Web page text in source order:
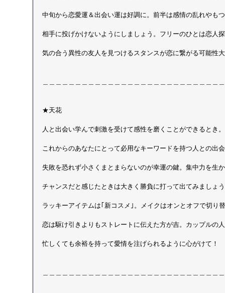
中旬から恋愛運＆出会い運は好調に。前半は感情の乱れやも
相手に投げかけないようにしましょう。フリーのひとは恋人
気の合う異性の友人を見つけるスタンスが恋に繋がる可能性
★天花
人と出会い学んで刺激を受けて感性を磨くことができるとき。
これからのあなたにとって必用なキーワードを持つ人との出
失敗を恐れず小さくまとまらないのが幸運の鍵。集中力を生
チャンスだと感じたときは大きく勝負に打って出てみましょ
ラッキーアイテムは｢新コスメ｣。メイクはオンとオフで切り
恋は駆け引きよりもストレートに伝えた方が吉。カップルの
忙しくても余裕を持って愛情を注げられるように心がけて！